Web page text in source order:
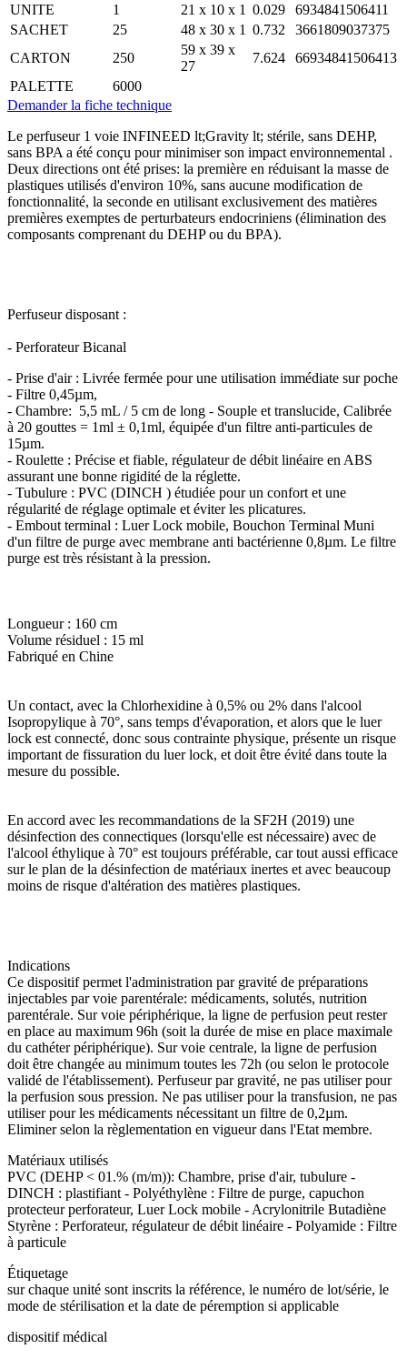
UNITE
1 21 x 10 x 1 0.029
6934841506411
SACHET
25 48 x 30 x 1 0.732
3661809037375
CARTON
250
59 x 39 x
27
7.624
66934841506413
PALETTE
6000
Demander la fiche technique
Le perfuseur 1 voie INFINEED lt;Gravity lt; stérile, sans DEHP,
sans BPA a été conçu pour minimiser son impact environnemental .
Deux directions ont été prises: la première en réduisant la masse de
plastiques utilisés d'environ 10%, sans aucune modification de
fonctionnalité, la seconde en utilisant exclusivement des matières
premières exemptes de perturbateurs endocriniens (élimination des
composants comprenant du DEHP ou du BPA).
Perfuseur disposant :
- Perforateur Bicanal
- Prise d'air : Livrée fermée pour une utilisation immédiate sur poche
- Filtre 0,45µm,
- Chambre: 5,5 mL / 5 cm de long - Souple et translucide, Calibrée
à 20 gouttes = 1ml ± 0,1ml, équipée d'un filtre anti-particules de
15µm.
- Roulette : Précise et fiable, régulateur de débit linéaire en ABS
assurant une bonne rigidité de la réglette.
- Tubulure : PVC (DINCH ) étudiée pour un confort et une
régularité de réglage optimale et éviter les plicatures.
- Embout terminal : Luer Lock mobile, Bouchon Terminal Muni
d'un filtre de purge avec membrane anti bactérienne 0,8µm. Le filtre
purge est très résistant à la pression.
Longueur : 160 cm
Volume résiduel : 15 ml
Fabriqué en Chine
Un contact, avec la Chlorhexidine à 0,5% ou 2% dans l'alcool
Isopropylique à 70°, sans temps d'évaporation, et alors que le luer
lock est connecté, donc sous contrainte physique, présente un risque
important de fissuration du luer lock, et doit être évité dans toute la
mesure du possible.
En accord avec les recommandations de la SF2H (2019) une
désinfection des connectiques (lorsqu'elle est nécessaire) avec de
l'alcool éthylique à 70° est toujours préférable, car tout aussi efficace
sur le plan de la désinfection de matériaux inertes et avec beaucoup
moins de risque d'altération des matières plastiques.
Indications
Ce dispositif permet l'administration par gravité de préparations
injectables par voie parentérale: médicaments, solutés, nutrition
parentérale. Sur voie périphérique, la ligne de perfusion peut rester
en place au maximum 96h (soit la durée de mise en place maximale
du cathéter périphérique). Sur voie centrale, la ligne de perfusion
doit être changée au minimum toutes les 72h (ou selon le protocole
validé de l'établissement). Perfuseur par gravité, ne pas utiliser pour
la perfusion sous pression. Ne pas utiliser pour la transfusion, ne pas
utiliser pour les médicaments nécessitant un filtre de 0,2µm.
Eliminer selon la règlementation en vigueur dans l'Etat membre.
Matériaux utilisés
PVC (DEHP < 01.% (m/m)): Chambre, prise d'air, tubulure -
DINCH : plastifiant - Polyéthylène : Filtre de purge, capuchon
protecteur perforateur, Luer Lock mobile - Acrylonitrile Butadiène
Styrène : Perforateur, régulateur de débit linéaire - Polyamide : Filtre
à particule
Étiquetage
sur chaque unité sont inscrits la référence, le numéro de lot/série, le
mode de stérilisation et la date de péremption si applicable
dispositif médical